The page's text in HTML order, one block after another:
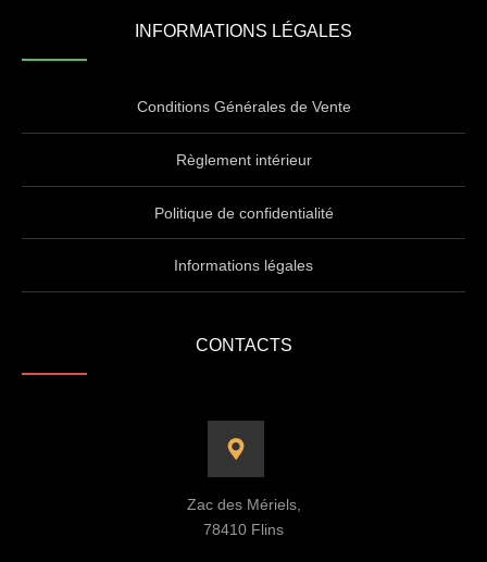
INFORMATIONS LÉGALES
Conditions Générales de Vente
Règlement intérieur
Politique de confidentialité
Informations légales
CONTACTS
Zac des Mériels,
78410 Flins